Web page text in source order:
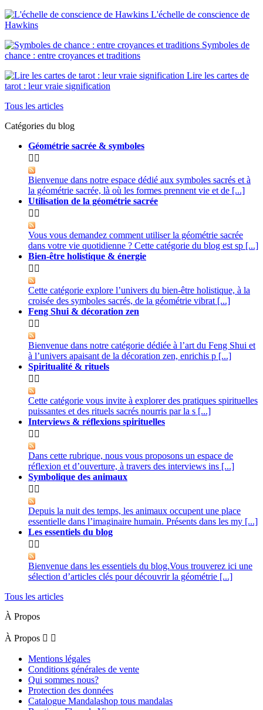
L'échelle de conscience de
Hawkins
Symboles de
chance : entre croyances et traditions
Lire les cartes de
tarot : leur vraie signification
Tous les articles
Catégories du blog
Géométrie sacrée & symboles
 
Bienvenue dans notre espace dédié aux symboles sacrés et à
la géométrie sacrée, là où les formes prennent vie et de [...]
Utilisation de la géométrie sacrée
 
Vous vous demandez comment utiliser la géométrie sacrée
dans votre vie quotidienne ? Cette catégorie du blog est sp [...]
Bien-être holistique & énergie
 
Cette catégorie explore l’univers du bien-être holistique, à la
croisée des symboles sacrés, de la géométrie vibrat [...]
Feng Shui & décoration zen
 
Bienvenue dans notre catégorie dédiée à l’art du Feng Shui et
à l’univers apaisant de la décoration zen, enrichis p [...]
Spiritualité & rituels
 
Cette catégorie vous invite à explorer des pratiques spirituelles
puissantes et des rituels sacrés nourris par la s [...]
Interviews & réflexions spirituelles
 
Dans cette rubrique, nous vous proposons un espace de
réflexion et d’ouverture, à travers des interviews ins [...]
Symbolique des animaux
 
Depuis la nuit des temps, les animaux occupent une place
essentielle dans l’imaginaire humain. Présents dans les my [...]
Les essentiels du blog
 
Bienvenue dans les essentiels du blog.Vous trouverez ici une
sélection d’articles clés pour découvrir la géométrie [...]
Tous les articles
À Propos
À Propos  
Mentions légales
Conditions générales de vente
Qui sommes nous?
Protection des données
Catalogue Mandalashop tous mandalas